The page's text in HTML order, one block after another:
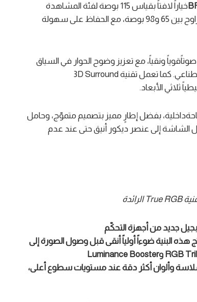
خياراً لافتاً بقياس 115 بوصة لفئة المشاهدة
بأحجام تتراوح بين 65 و98 بوصة، مع الحفاظ على سهولة
ونقياً، مع تعزيز وضوح الحوار في السياق
المعروض بفضل تقنية Voice Zoom 3™المدعومة بالذكاء الاصطناعي. كما تعمل تقنية 3D Surround
بفضل إطارٍ مميز بتصميم متموّج، وحامل
الشاشة إلى عنصر ديكور أنيق حتى عند عدم
True RGB الرائدة
بجيل جديد من أجهزة التحكّم
هذه البنية ضوءاً أولياً أنقى قبل وصول الصورة إلى
RGB و Luminance Booster
سلاسة وألوان أكثر دقة عند مستويات سطوع أعلى،